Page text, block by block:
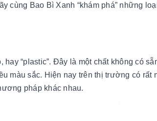
cùng Bao Bì Xanh “khám phá” những
“plastic”. Đây là một chất không có
màu sắc. Hiện nay trên thị trường có rất
pháp khác nhau.